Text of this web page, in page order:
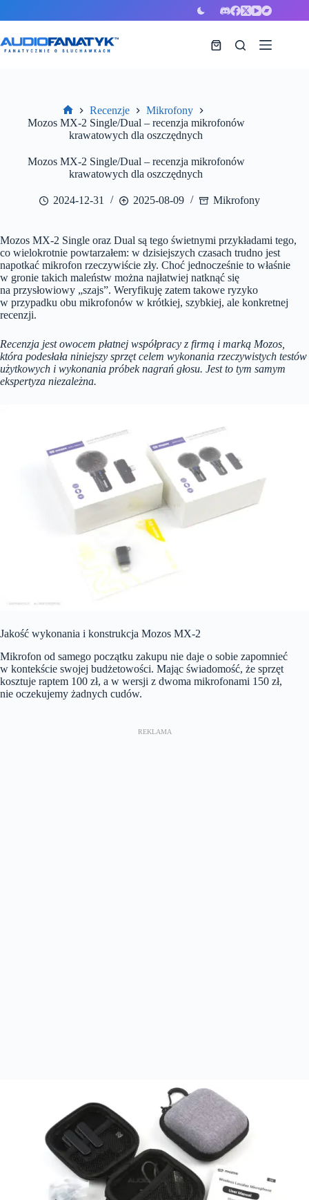
Koszyk
Strona
główna
Recenzje
Mikrofony
Mozos MX-2 Single/Dual – recenzja mikrofonów
krawatowych dla oszczędnych
Mozos MX-2 Single/Dual – recenzja mikrofonów
krawatowych dla oszczędnych
2024-12-31 2025-08-09 Mikrofony
Mozos MX-2 Single oraz Dual są tego świetnymi przykładami tego,
co wielokrotnie powtarzałem: w dzisiejszych czasach trudno jest
napotkać mikrofon rzeczywiście zły. Choć jednocześnie to właśnie
w gronie takich maleństw można najłatwiej natknąć się
na przysłowiowy „szajs”. Weryfikuję zatem takowe ryzyko
w przypadku obu mikrofonów w krótkiej, szybkiej, ale konkretnej
recenzji.
Recenzja jest owocem płatnej współpracy z firmą i marką Mozos,
która podesłała niniejszy sprzęt celem wykonania rzeczywistych testów
użytkowych i wykonania próbek nagrań głosu. Jest to tym samym
ekspertyza niezależna.
Jakość wykonania i konstrukcja Mozos MX-2
Mikrofon od samego początku zakupu nie daje o sobie zapomnieć
w kontekście swojej budżetowości. Mając świadomość, że sprzęt
kosztuje raptem 100 zł, a w wersji z dwoma mikrofonami 150 zł,
nie oczekujemy żadnych cudów.